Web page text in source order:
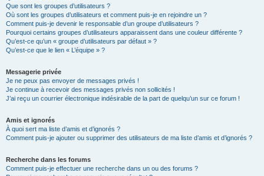
Que sont les groupes d’utilisateurs ?
Où sont les groupes d’utilisateurs et comment puis-je en rejoindre un ?
Comment puis-je devenir le responsable d’un groupe d’utilisateurs ?
Pourquoi certains groupes d’utilisateurs apparaissent dans une couleur différente ?
Qu’est-ce qu’un « groupe d’utilisateurs par défaut » ?
Qu’est-ce que le lien « L’équipe » ?
Messagerie privée
Je ne peux pas envoyer de messages privés !
Je continue à recevoir des messages privés non sollicités !
J’ai reçu un courrier électronique indésirable de la part de quelqu’un sur ce forum !
Amis et ignorés
À quoi sert ma liste d’amis et d’ignorés ?
Comment puis-je ajouter ou supprimer des utilisateurs de ma liste d’amis et d’ignorés ?
Recherche dans les forums
Comment puis-je effectuer une recherche dans un ou des forums ?